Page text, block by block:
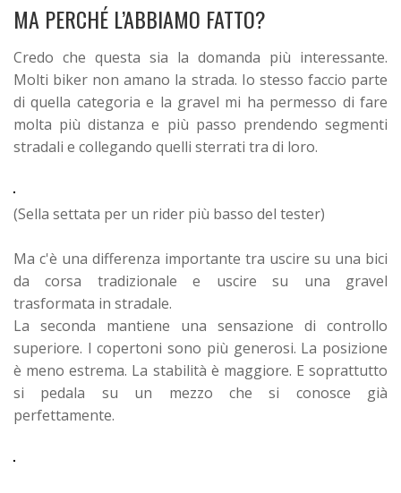
MA PERCHÉ L’ABBIAMO FATTO?
Credo che questa sia la domanda più interessante.
Molti biker non amano la strada. Io stesso faccio parte
di quella categoria e la gravel mi ha permesso di fare
molta più distanza e più passo prendendo segmenti
stradali e collegando quelli sterrati tra di loro.
(Sella settata per un rider più basso del tester)
Ma c'è una differenza importante tra uscire su una bici
da corsa tradizionale e uscire su una gravel
trasformata in stradale.
La seconda mantiene una sensazione di controllo
superiore. I copertoni sono più generosi. La posizione
è meno estrema. La stabilità è maggiore. E soprattutto
si pedala su un mezzo che si conosce già
perfettamente.